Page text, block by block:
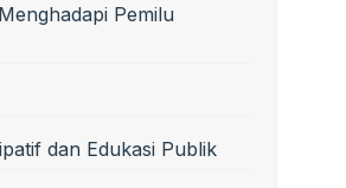
Pemilu
dan Edukasi Publik